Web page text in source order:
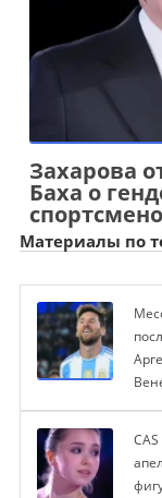
Захарова
Баха о
Материалы по